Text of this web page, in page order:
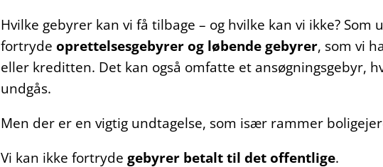
Hvilke gebyrer kan vi få tilbage – og hvilke kan vi ikke? Som
fortryde oprettelsesgebyrer og løbende gebyrer, som vi
eller kreditten. Det kan også omfatte et ansøgningsgebyr,
undgås.
Men der er en vigtig undtagelse, som især rammer
Vi kan ikke fortryde gebyrer betalt til det offentlige.